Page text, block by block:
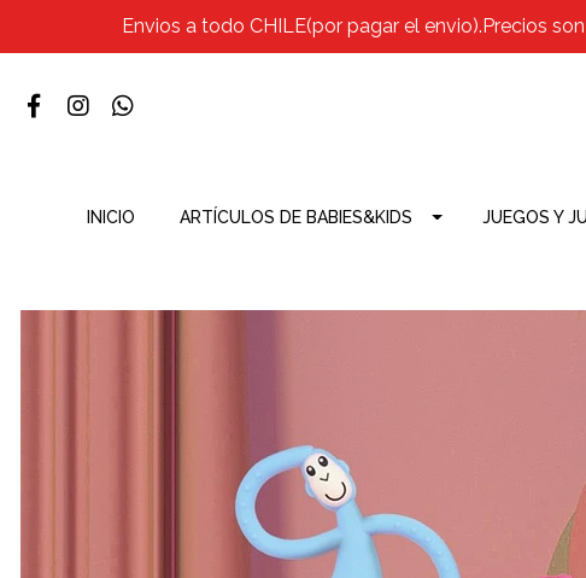
Envios a todo CHILE(por pagar el envio).Precios
INICIO ARTÍCULOS DE BABIES&KIDS JUEGOS Y